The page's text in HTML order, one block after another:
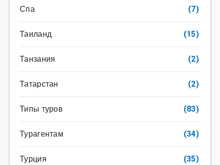
Спа (7)
Таиланд (15)
Танзания (2)
Татарстан (2)
Типы туров (83)
Турагентам (34)
Турция (35)